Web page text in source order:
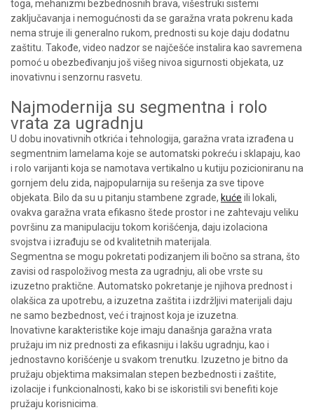
toga, mehanizmi bezbednosnih brava, višestruki sistemi
zaključavanja i nemogućnosti da se garažna vrata pokrenu kada
nema struje ili generalno rukom, prednosti su koje daju dodatnu
zaštitu. Takođe, video nadzor se najčešće instalira kao savremena
pomoć u obezbeđivanju još višeg nivoa sigurnosti objekata, uz
inovativnu i senzornu rasvetu.
Najmodernija su segmentna i rolo
vrata za ugradnju
U dobu inovativnih otkrića i tehnologija, garažna vrata izrađena u
segmentnim lamelama koje se automatski pokreću i sklapaju, kao
i rolo varijanti koja se namotava vertikalno u kutiju pozicioniranu na
gornjem delu zida, najpopularnija su rešenja za sve tipove
objekata. Bilo da su u pitanju stambene zgrade, kuće ili lokali,
ovakva garažna vrata efikasno štede prostor i ne zahtevaju veliku
površinu za manipulaciju tokom korišćenja, daju izolaciona
svojstva i izrađuju se od kvalitetnih materijala.
Segmentna se mogu pokretati podizanjem ili bočno sa strana, što
zavisi od raspoloživog mesta za ugradnju, ali obe vrste su
izuzetno praktične. Automatsko pokretanje je njihova prednost i
olakšica za upotrebu, a izuzetna zaštita i izdržljivi materijali daju
ne samo bezbednost, već i trajnost koja je izuzetna.
Inovativne karakteristike koje imaju današnja garažna vrata
pružaju im niz prednosti za efikasniju i lakšu ugradnju, kao i
jednostavno korišćenje u svakom trenutku. Izuzetno je bitno da
pružaju objektima maksimalan stepen bezbednosti i zaštite,
izolacije i funkcionalnosti, kako bi se iskoristili svi benefiti koje
pružaju korisnicima.